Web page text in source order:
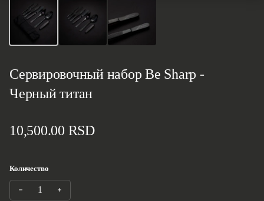
Сервировочный набор Be Sharp -
Черный титан
Стандартная цена
10,500.00 RSD
Количество
Уменьшите количество на Сервировочный набор Be Sharp -